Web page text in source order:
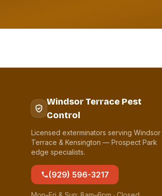
Windsor Terrace Pest
Control
Licensed exterminators serving Windsor
Terrace & Kensington — Prospect Park
edge specialists.
(929) 596-3217